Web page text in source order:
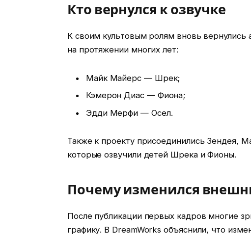
Кто вернулся к озвучке
К своим культовым ролям вновь
на протяжении многих лет:
Майк Майерс — Шрек;
Кэмерон Диас — Фиона;
Эдди Мерфи — Осел.
Также к проекту присоединились Зендея,
которые озвучили детей Шрека и Фионы.
Почему изменился
После публикации первых кадров многие
графику. В DreamWorks объяснили, что